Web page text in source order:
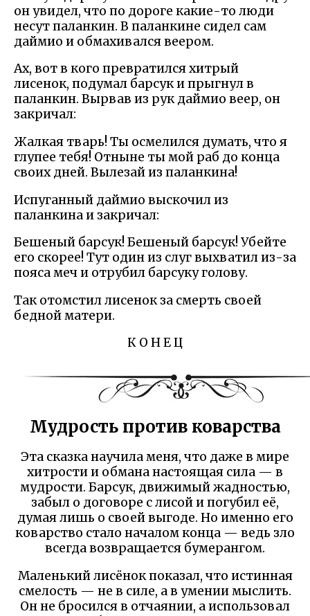
он увидел, что по дороге какие-то люди
несут паланкин. В паланкине сидел сам
даймио и обмахивался веером.
Ах, вот в кого превратился хитрый
лисенок, подумал барсук и прыгнул в
паланкин. Вырвав из рук даймио веер, он
закричал:
Жалкая тварь! Ты осмелился думать, что я
глупее тебя! Отныне ты мой раб до конца
своих дней. Вылезай из паланкина!
Испуганный даймио выскочил из
паланкина и закричал:
Бешеный барсук! Бешеный барсук! Убейте
его скорее! Тут один из слуг выхватил из-за
пояса меч и отрубил барсуку голову.
Так отомстил лисенок за смерть своей
бедной матери.
К О Н Е Ц
Мудрость против коварства
Эта сказка научила меня, что даже в мире
хитрости и обмана настоящая сила — в
мудрости. Барсук, движимый жадностью,
забыл о договоре с лисой и погубил её,
думая лишь о своей выгоде. Но именно его
коварство стало началом конца — ведь зло
всегда возвращается бумерангом.
Маленький лисёнок показал, что истинная
смелость — не в силе, а в умении мыслить.
Он не бросился в отчаянии, а использовал